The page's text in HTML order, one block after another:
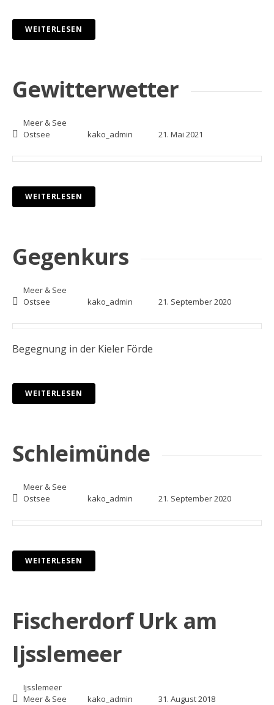
WEITERLESEN
Gewitterwetter
Meer & See
Ostsee
kako_admin 21. Mai 2021
WEITERLESEN
Gegenkurs
Meer & See
Ostsee
kako_admin 21. September 2020
Begegnung in der Kieler Förde
WEITERLESEN
Schleimünde
Meer & See
Ostsee
kako_admin 21. September 2020
WEITERLESEN
Fischerdorf Urk am
Ijsslemeer
Ijsslemeer
Meer & See
kako_admin 31. August 2018